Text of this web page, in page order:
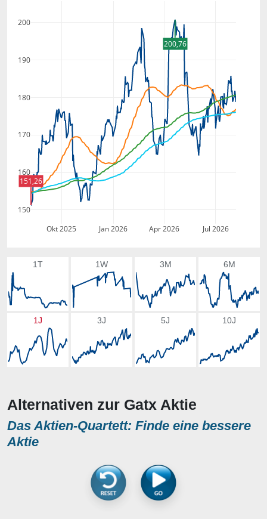
Okt 2025 Jan 2026 Apr 2026 Jul 2026
150
160
170
180
190
200
200,76
151,26
1T 1W 3M 6M
1J 3J 5J 10J
Alternativen zur Gatx Aktie
Das Aktien-Quartett: Finde eine bessere
Aktie